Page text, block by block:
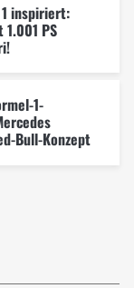
inspiriert:
PS
1-
Bull-Konzept